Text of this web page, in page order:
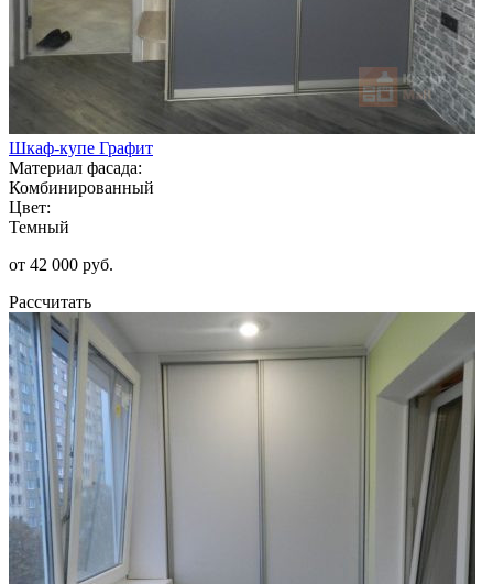
Шкаф-купе Графит
Материал фасада:
Комбинированный
Цвет:
Темный
от 42 000 руб.
Рассчитать